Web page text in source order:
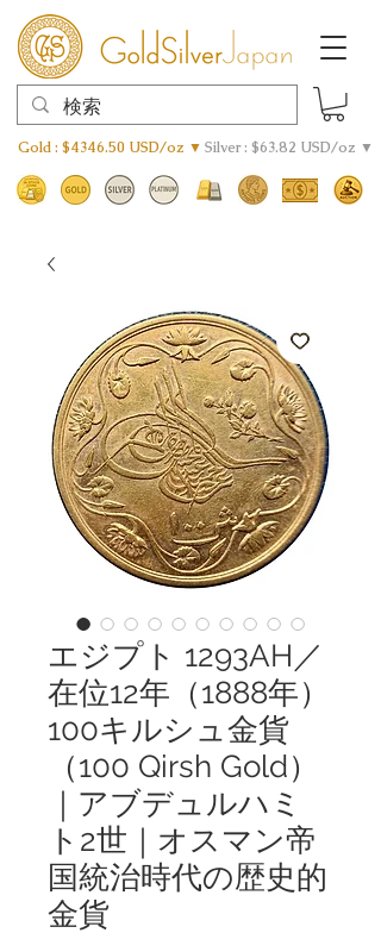
Gold : $4346.50 USD/oz ▼ Silver : $63.82 USD/oz ▼
エジプト 1293AH／
在位12年（1888年）
100キルシュ金貨
（100 Qirsh Gold）
｜アブデュルハミ
ト2世｜オスマン帝
国統治時代の歴史的
金貨